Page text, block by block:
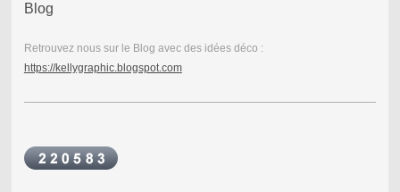
Blog
Retrouvez nous sur le Blog avec des idées déco :
https://kellygraphic.blogspot.com